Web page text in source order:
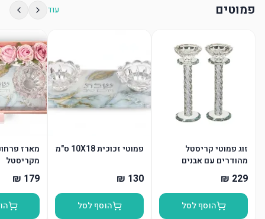
פמוטים עוד
זוג פמוטי קריסטל
מהודרים עם אבנים
הוסף לסל
פמוטי זכוכית 10X18 ס"מ
הוסף לסל
מארז
מקריסטל